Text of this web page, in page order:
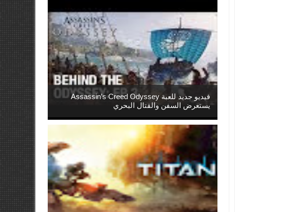
فيديو جديد للعبة Assassin’s Creed Odyssey
يستعرض السفن والقتال البحري